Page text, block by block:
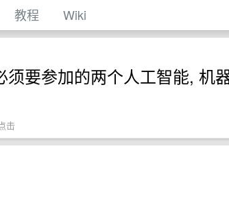
教程 Wiki
须要参加的两个人工智能, 机
击